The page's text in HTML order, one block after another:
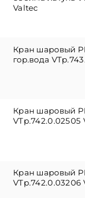
Valtec
Кран шаровый
гор.вода
Кран шаровый
VTp.742.0.02505
Кран шаровый
VTp.742.0.03206